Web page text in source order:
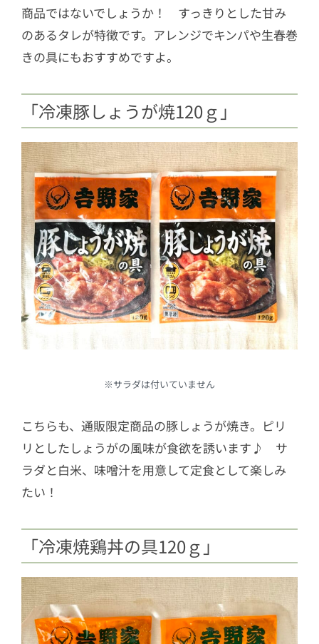
商品ではないでしょうか！ すっきりとした甘み
のあるタレが特徴です。アレンジでキンパや生春巻
きの具にもおすすめですよ。
「冷凍豚しょうが焼120ｇ」
※サラダは付いていません
こちらも、通販限定商品の豚しょうが焼き。ピリ
リとしたしょうがの風味が食欲を誘います♪ サ
ラダと白米、味噌汁を用意して定食として楽しみ
たい！
「冷凍焼鶏丼の具120ｇ」